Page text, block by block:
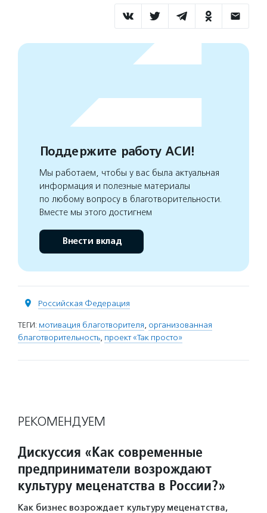
Поддержите работу АСИ!
Мы работаем, чтобы у вас была актуальная
информация и полезные материалы
по любому вопросу в благотворительности.
Вместе мы этого достигнем
Внести вклад
Российская Федерация
ТЕГИ: мотивация благотворителя, организованная
благотворительность, проект «Так просто»
РЕКОМЕНДУЕМ
Дискуссия «Как современные
предприниматели возрождают
культуру меценатства в России?»
Как бизнес возрождает культуру меценатства,